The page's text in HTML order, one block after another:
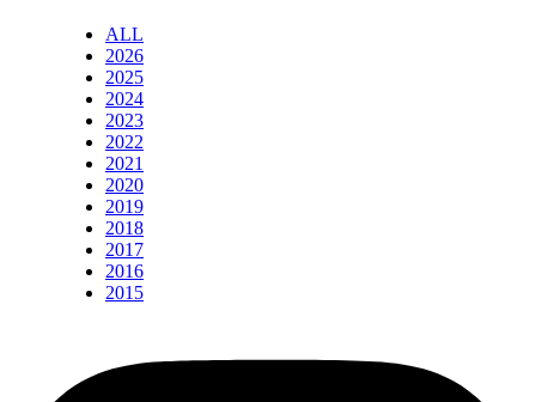
ALL
2026
2025
2024
2023
2022
2021
2020
2019
2018
2017
2016
2015